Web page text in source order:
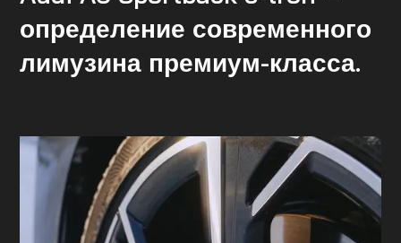
определение современного
лимузина премиум-класса.